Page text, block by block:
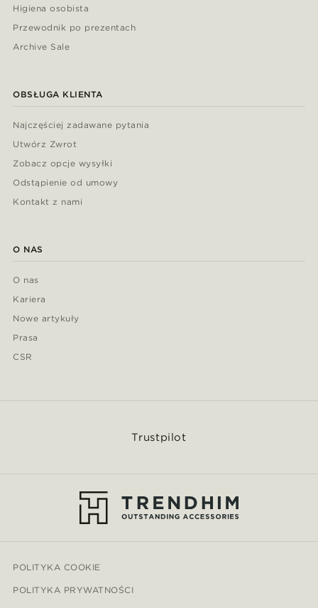
Higiena osobista
Przewodnik po prezentach
Archive Sale
OBSŁUGA KLIENTA
Najczęściej zadawane pytania
Utwórz Zwrot
Zobacz opcje wysyłki
Odstąpienie od umowy
Kontakt z nami
O NAS
O nas
Kariera
Nowe artykuły
Prasa
CSR
Trustpilot
POLITYKA COOKIE
POLITYKA PRYWATNOŚCI